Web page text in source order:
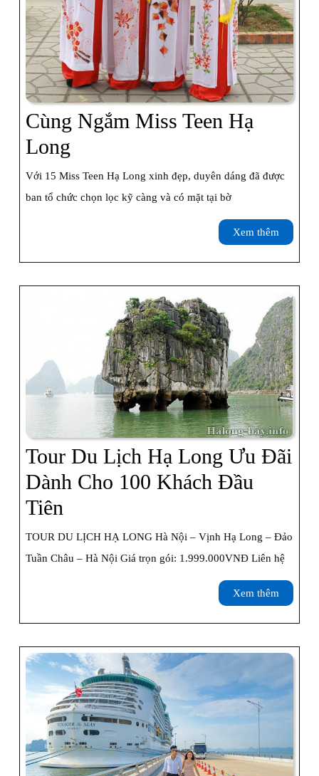
Cùng Ngắm Miss Teen Hạ
Long
Ngắm
Miss
Với 15 Miss Teen Hạ Long xinh đẹp, duyên dáng đã được
ban tổ chức chọn lọc kỹ càng và có mặt tại bờ
Xem thêm
thêm
Tour Du Lịch Hạ Long Ưu Đãi
Dành Cho 100 Khách Đầu
Tiên
Du
Lịch
Đãi
Dành
Cho
100
Khách
TOUR DU LỊCH HẠ LONG Hà Nội – Vịnh Hạ Long – Đảo
Tuần Châu – Hà Nội Giá trọn gói: 1.999.000VNĐ Liên hệ
Xem thêm
thêm